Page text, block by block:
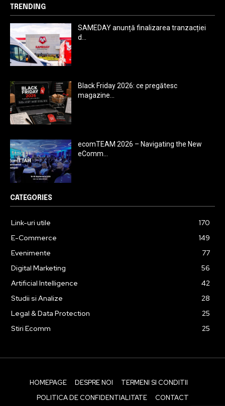
TRENDING
SAMEDAY anunță finalizarea tranzacției
d...
Black Friday 2026: ce pregătesc
magazine...
ecomTEAM 2026 – Navigating the New
eComm...
CATEGORIES
Link-uri utile
170
E-Commerce
149
Evenimente
77
Digital Marketing
56
Artificial Intelligence
42
Studii si Analize
28
Legal & Data Protection
25
Stiri Ecomm
25
HOMEPAGE DESPRE NOI
TERMENI SI CONDITII
POLITICA DE CONFIDENTIALITATE
CONTACT